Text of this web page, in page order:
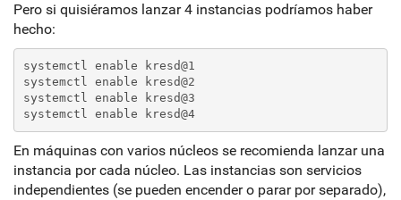
Pero si quisiéramos lanzar 4 instancias podríamos haber
hecho:
systemctl enable kresd@1
systemctl enable kresd@2
systemctl enable kresd@3
systemctl enable kresd@4
En máquinas con varios núcleos se recomienda lanzar una
instancia por cada núcleo. Las instancias son servicios
independientes (se pueden encender o parar por separado),